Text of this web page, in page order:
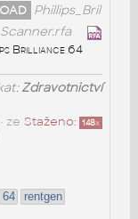
Phillips_Bril
Brilliance 64
Zdravotnictví
Staženo: 148x
ze
64
rentgen